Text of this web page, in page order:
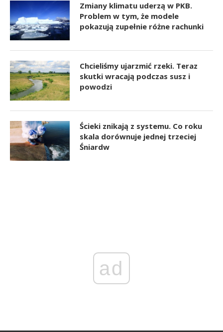
Zmiany klimatu uderzą w PKB.
Problem w tym, że modele
pokazują zupełnie różne rachunki
Chcieliśmy ujarzmić rzeki. Teraz
skutki wracają podczas susz i
powodzi
Ścieki znikają z systemu. Co roku
skala dorównuje jednej trzeciej
Śniardw
ad